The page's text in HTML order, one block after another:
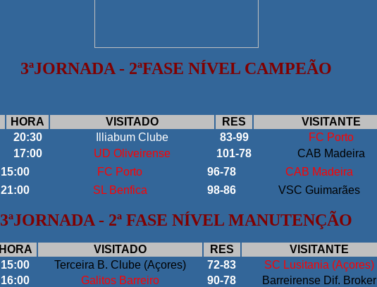
3ªJORNADA - 2ªFASE NÍVEL CAMPEÃO
HORA VISITADO RES
VISITANTE
20:30 Illiabum Clube 83-99
FC Porto
17:00 UD Oliveirense 101-78
CAB Madeira
15:00 FC Porto 96-78
CAB Madeira
21:00 SL Benfica 98-86 VSC Guimarães
3ªJORNADA - 2ª FASE NÍVEL MANUTENÇÃO
HORA VISITADO RES
VISITANTE
15:00 Terceira B. Clube (Açores) 72-83
SC Lusitania (Açores)
16:00 Galitos Barreiro 90-78
Barreirense Dif. Broker